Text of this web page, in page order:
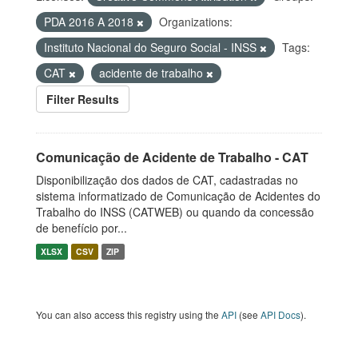
PDA 2016 A 2018
Organizations:
Instituto Nacional do Seguro Social - INSS
Tags:
CAT
acidente de trabalho
Filter Results
Comunicação de Acidente de Trabalho - CAT
Disponibilização dos dados de CAT, cadastradas no
sistema informatizado de Comunicação de Acidentes do
Trabalho do INSS (CATWEB) ou quando da concessão
de benefício por...
XLSX CSV ZIP
You can also access this registry using the API (see API Docs).